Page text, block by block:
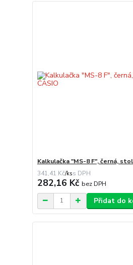
Kalkulačka "MS-8 F", černá,
341,41 Kč/ks
282,16 Kč bez DPH
Přidat do